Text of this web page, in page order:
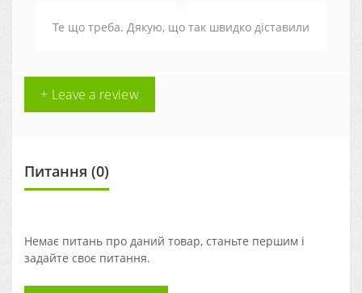
Те що треба. Дякую, що так швидко діставили
+ Leave a review
Питання (0)
Немає питань про даний товар, станьте першим і
задайте своє питання.